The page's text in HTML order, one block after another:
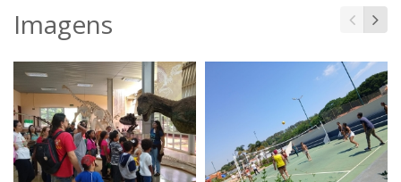
Imagens